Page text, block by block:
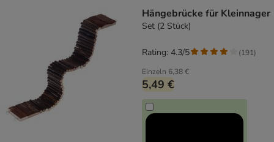
Hängebrücke für Kleinnager
Set (2 Stück)
Einzeln 6,38 €
5,49 €
Rating: 4.3/5 (191)